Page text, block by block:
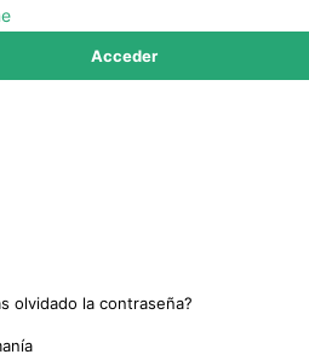
olvidado la contraseña?